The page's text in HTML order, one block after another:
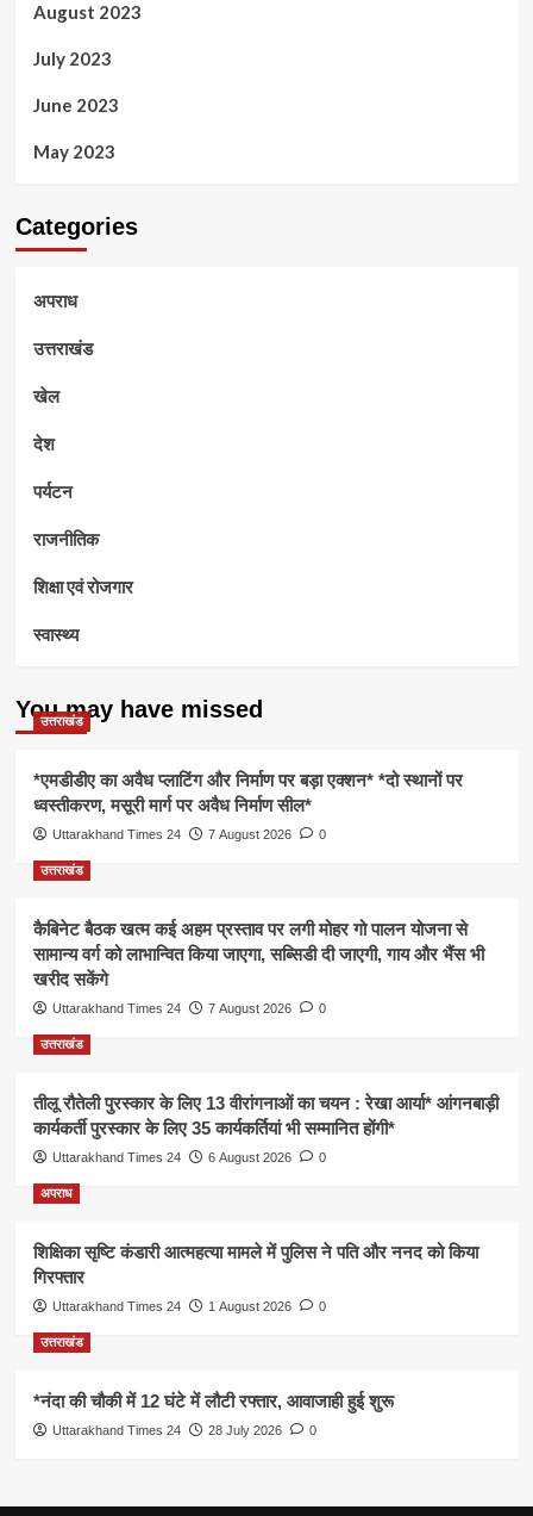
August 2023
July 2023
June 2023
May 2023
Categories
अपराध
उत्तराखंड
खेल
देश
पर्यटन
राजनीतिक
शिक्षा एवं रोजगार
स्वास्थ्य
You may have missed
उत्तराखंड
*एमडीडीए का अवैध प्लाटिंग और निर्माण पर बड़ा एक्शन* *दो स्थानों पर
ध्वस्तीकरण, मसूरी मार्ग पर अवैध निर्माण सील*
Uttarakhand Times 24 7 August 2026 0
उत्तराखंड
कैबिनेट बैठक खत्म कई अहम प्रस्ताव पर लगी मोहर गो पालन योजना से
सामान्य वर्ग को लाभान्वित किया जाएगा, सब्सिडी दी जाएगी, गाय और भैंस भी
खरीद सकेंगे
Uttarakhand Times 24 7 August 2026 0
उत्तराखंड
तीलू रौतेली पुरस्कार के लिए 13 वीरांगनाओं का चयन : रेखा आर्या* आंगनबाड़ी
कार्यकर्ती पुरस्कार के लिए 35 कार्यकर्तियां भी सम्मानित होंगी*
Uttarakhand Times 24 6 August 2026 0
अपराध
शिक्षिका सृष्टि कंडारी आत्महत्या मामले में पुलिस ने पति और ननद को किया
गिरफ्तार
Uttarakhand Times 24 1 August 2026 0
उत्तराखंड
*नंदा की चौकी में 12 घंटे में लौटी रफ्तार, आवाजाही हुई शुरू
Uttarakhand Times 24 28 July 2026 0